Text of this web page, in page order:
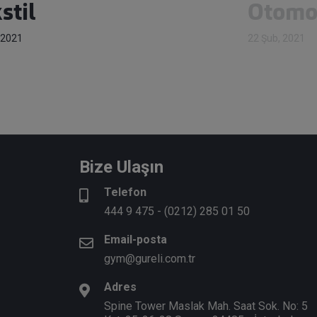
Bize Ulaşın
Telefon
444 9 475 - (0212) 285 01 50
Email-posta
gym@gureli.com.tr
Adres
Spine Tower Maslak Mah. Saat Sok. No: 5